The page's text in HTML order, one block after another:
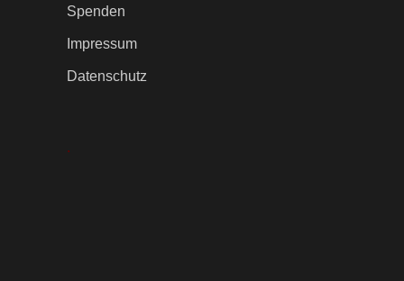
Spenden
Impressum
Datenschutz
.